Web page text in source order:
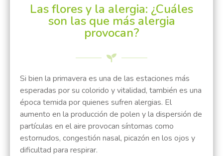
Las flores y la alergia: ¿Cuáles
son las que más alergia
provocan?
Si bien la primavera es una de las estaciones más
esperadas por su colorido y vitalidad, también es una
época temida por quienes sufren alergias. El
aumento en la producción de polen y la dispersión de
partículas en el aire provocan síntomas como
estornudos, congestión nasal, picazón en los ojos y
dificultad para respirar.